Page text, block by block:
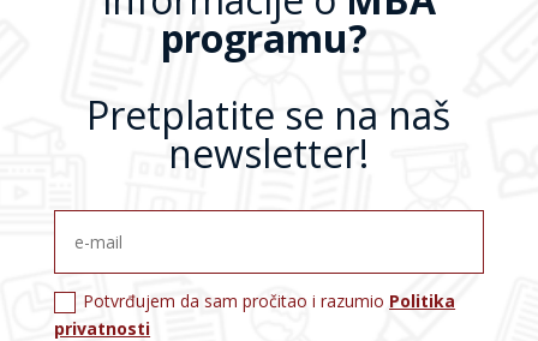
programu?
Pretplatite se na naš
newsletter!
Potvrđujem da sam pročitao i razumio Politika
privatnosti